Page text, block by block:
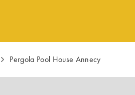
Pergola Pool House Annecy